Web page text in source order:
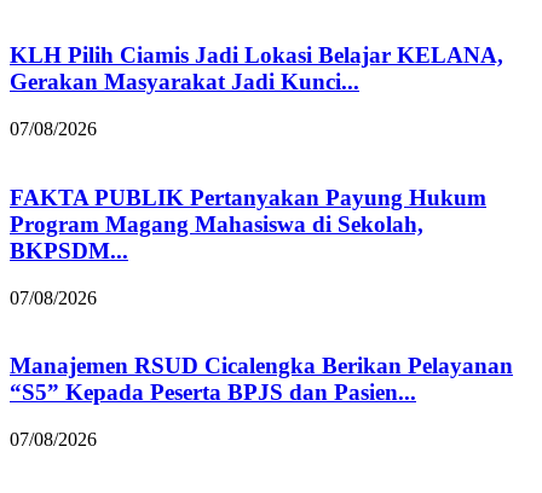
KLH Pilih Ciamis Jadi Lokasi Belajar KELANA,
Gerakan Masyarakat Jadi Kunci...
07/08/2026
FAKTA PUBLIK Pertanyakan Payung Hukum
Program Magang Mahasiswa di Sekolah,
BKPSDM...
07/08/2026
Manajemen RSUD Cicalengka Berikan Pelayanan
“S5” Kepada Peserta BPJS dan Pasien...
07/08/2026